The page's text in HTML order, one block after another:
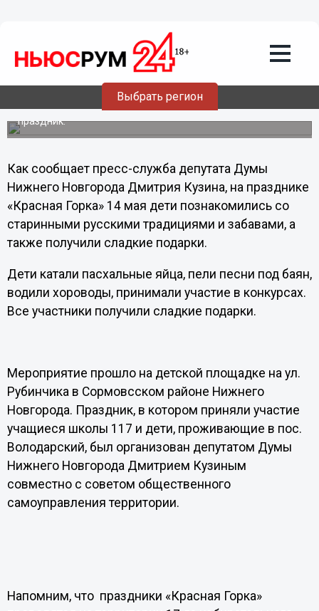
Выбрать регион
Юные сормовичи катали яйца на
«Красной горке»
На средства депутата Думы Нижнего Новгорода
Дмитрия Кузина проведен детский фольклорный
праздник.
Как сообщает пресс-служба депутата Думы
Нижнего Новгорода Дмитрия Кузина, на празднике
«Красная Горка» 14 мая дети познакомились со
старинными русскими традициями и забавами, а
также получили сладкие подарки.
Дети катали пасхальные яйца, пели песни под баян,
водили хороводы, принимали участие в конкурсах.
Все участники получили сладкие подарки.
Мероприятие прошло на детской площадке на ул.
Рубинчика в Сормовсском районе Нижнего
Новгорода. Праздник, в котором приняли участие
учащиеся школы 117 и дети, проживающие в пос.
Володарский, был организован депутатом Думы
Нижнего Новгорода Дмитрием Кузиным
совместно с советом общественного
самоуправления территории.
Напомним, что праздники «Красная Горка»